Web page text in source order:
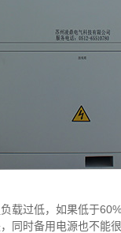
载过低，如果低于
同时备用电源也不能很